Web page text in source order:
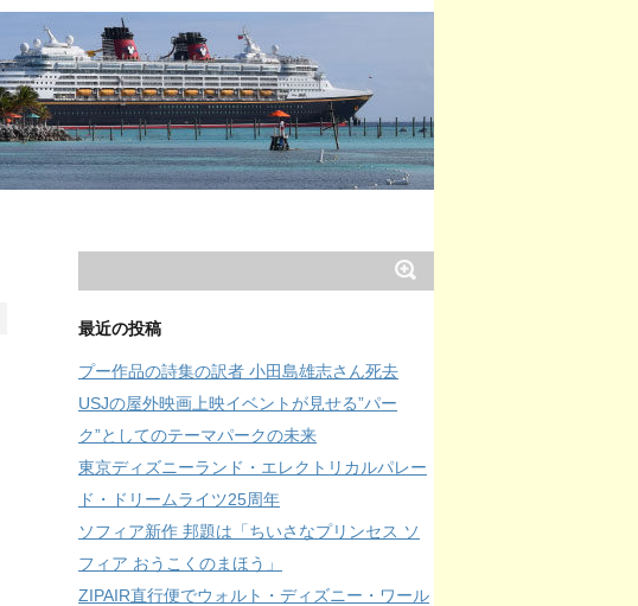
最近の投稿
プー作品の詩集の訳者 小田島雄志さん死去
USJの屋外映画上映イベントが見せる”パー
ク”としてのテーマパークの未来
東京ディズニーランド・エレクトリカルパレー
ド・ドリームライツ25周年
ソフィア新作 邦題は「ちいさなプリンセス ソ
フィア おうこくのまほう」
ZIPAIR直行便でウォルト・ディズニー・ワール